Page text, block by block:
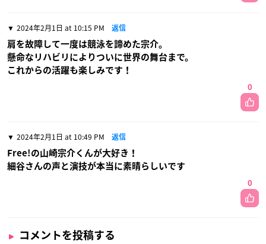
2024年2月1日 at 10:15 PM 返信
肩を故障して一度は競泳を諦めた宗介。
懸命なリハビリによりついに世界の舞台まで。
これからの活躍も楽しみです！
0
2024年2月1日 at 10:49 PM 返信
Free!の山崎宗介くんが大好き！
細谷さんの声と演技が本当に素晴らしいです
0
コメントを投稿する